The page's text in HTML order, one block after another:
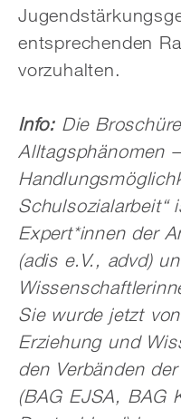
entsprechenden
vorzuhalten.
Info: Die
Alltagsphänomen –
Schulsozialarbeit“
Expert*innen der
(adis e.V., advd)
Sie wurde jetzt
Erziehung und
den Verbänden
(BAG EJSA, BAG